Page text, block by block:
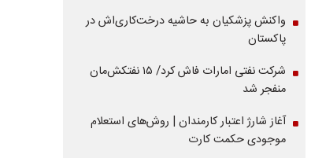
واکنش پزشکیان به حاشیه درخت‌کاری‌اش در
پاکستان
شرکت نفتی امارات فاش کرد/ ۱۵ نفتکش‌مان
منفجر شد
آغاز شارژ اعتبار کارمندان | روش‌های استعلام
موجودی حکمت کارت